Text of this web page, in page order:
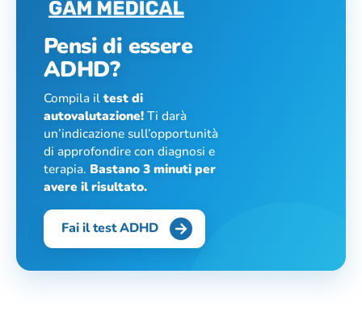
Pensi di essere
ADHD?
Compila iltest di
autovalutazione!Ti darà
un’indicazione sull’opportunità
di approfondire con diagnosi e
terapia. Bastano 3 minuti per
avere il risultato.
Fai il test ADHD